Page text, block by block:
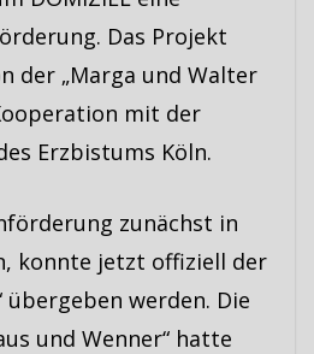
Das Projekt
der „Marga und Walter
mit der
Erzbistums Köln.
zunächst in
konnte jetzt offiziell der
übergeben werden. Die
und Wenner“ hatte